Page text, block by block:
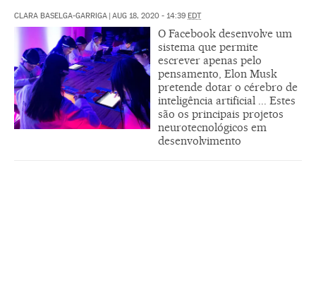
CLARA BASELGA-GARRIGA AUG 18, 2020 - 14:39 EDT
O Facebook desenvolve um
sistema que permite
escrever apenas pelo
pensamento, Elon Musk
pretende dotar o cérebro de
inteligência artificial ... Estes
são os principais projetos
neurotecnológicos em
desenvolvimento